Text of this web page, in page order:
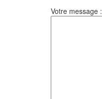
Votre message :